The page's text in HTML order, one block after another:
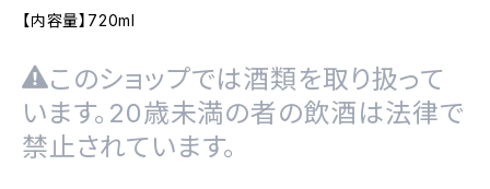
【内容量】720ml
このショップでは酒類を取り扱って
います。20歳未満の者の飲酒は法律で
禁止されています。